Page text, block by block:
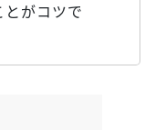
がコツで